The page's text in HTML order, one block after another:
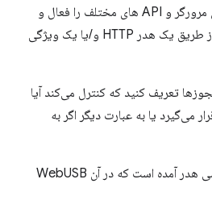
تا به طور انتخابی ویژگی های مرورگر و API های مختلف را فعال و
غیرفعال کنند. می توان آن را از طریق یک هدر HTTP و/یا یک ویژگی
تعریف کنید که کنترل می‌کند آیا
می‌گیرد یا به عبارت دیگر اگر به
در زیر نمونه ای از یک خط مشی هدر آمده است که در آن WebUSB